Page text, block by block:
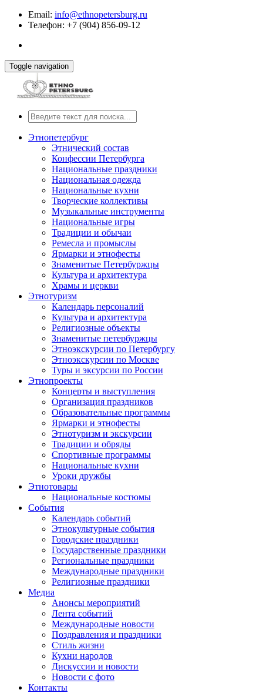
Email: info@ethnopetersburg.ru
Телефон: +7 (904) 856-09-12
Toggle navigation
Этнопетербург
Этнический состав
Конфессии Петербурга
Национальные праздники
Национальная одежда
Национальные кухни
Творческие коллективы
Музыкальные инструменты
Национальные игры
Традиции и обычаи
Ремесла и промыслы
Ярмарки и этнофесты
Знаменитые Петербуржцы
Культура и архитектура
Храмы и церкви
Этнотуризм
Календарь персоналий
Культура и архитектура
Религиозные объекты
Знаменитые петербуржцы
Этноэкскурсии по Петербургу
Этноэкскурсии по Москве
Туры и эксурсии по России
Этнопроекты
Концерты и выступления
Организация праздников
Образовательные программы
Ярмарки и этнофесты
Этнотуризм и экскурсии
Традиции и обряды
Спортивные программы
Национальные кухни
Уроки дружбы
Этнотовары
Национальные костюмы
События
Календарь событий
Этнокультурные события
Городские праздники
Государственные праздники
Региональные праздники
Международные праздники
Религиозные праздники
Медиа
Анонсы мероприятий
Лента событий
Международные новости
Поздравления и праздники
Cтиль жизни
Кухни народов
Дискуссии и новости
Новости с фото
Контакты